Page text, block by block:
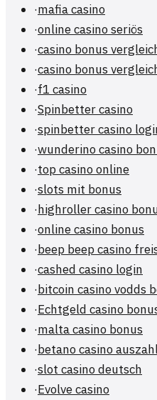
·mafia casino
·online casino seriös
·casino bonus
·casino bonus
·f1 casino
·Spinbetter casino
·spinbetter casino
·wunderino casino
·top casino online
·slots mit bonus
·highroller casino
·online casino bonus
·beep beep casino
·cashed casino login
·bitcoin casino vodds
·Echtgeld casino
·malta casino bonus
·betano casino
·slot casino deutsch
·Evolve casino